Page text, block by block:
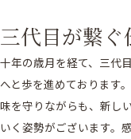
三代目が繋
十年の歳月を経て、三代
へと歩を進めております
味を守りながらも、新し
いく姿勢がございます。